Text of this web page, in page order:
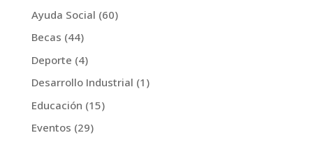
Ayuda Social (60)
Becas (44)
Deporte (4)
Desarrollo Industrial (1)
Educación (15)
Eventos (29)